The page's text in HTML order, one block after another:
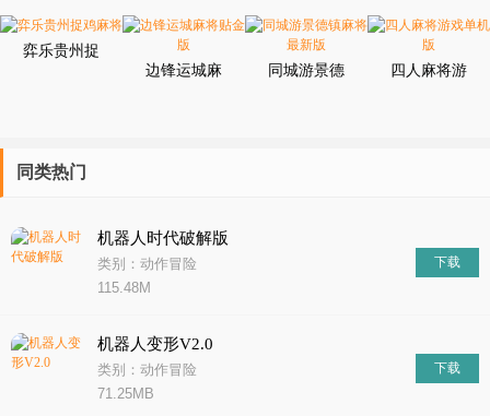
弈乐贵州捉
边锋运城麻
同城游景德
四人麻将游
同类热门
机器人时代破解版
类别：动作冒险
115.48M
下载
机器人变形V2.0
类别：动作冒险
71.25MB
下载